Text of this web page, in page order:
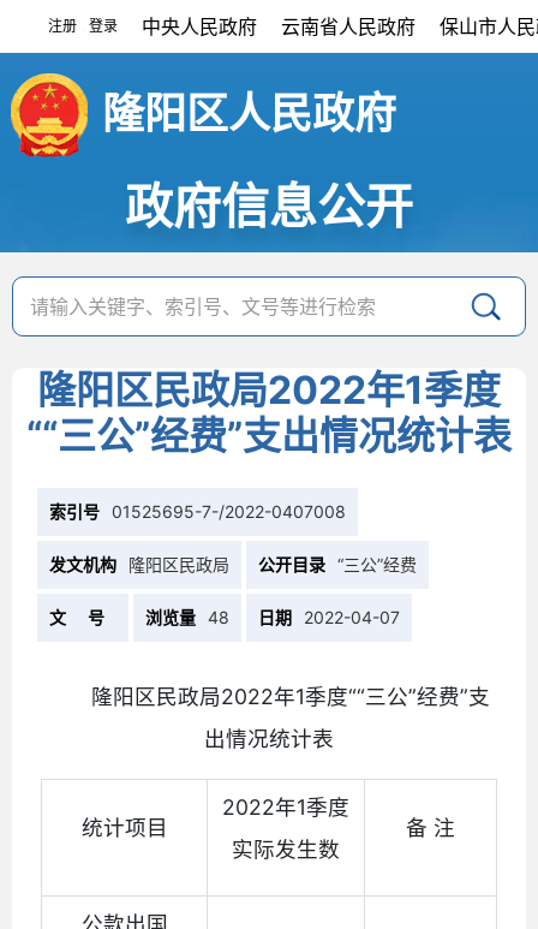
注册 登录 中央人民政府 云南省人民政府 保山市人
隆阳区人民政府
政府信息公开
隆阳区民政局2022年1季度
““三公”经费”支出情况统计表
索引号 01525695-7-/2022-0407008
发文机构 隆阳区民政局 公开目录 “三公”经费
文 号 浏览量 48 日期 2022-04-07
隆阳区民政局2022年1季度““三公”经费”支
出情况统计表
统计项目
2022年1季度
实际发生数
备 注
公款出国